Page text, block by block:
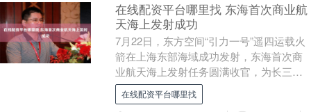
在线配资平台哪里找 东海首次商业航
天海上发射成功
7月22日，东方空间“引力一号”遥四运载火
箭在上海东部海域成功发射，东海首次商
业航天海上发射任务圆满收官，为长三角
构建海上商业航天发射网络夯实基础。 本
次发射水....
在线配资平台哪里找